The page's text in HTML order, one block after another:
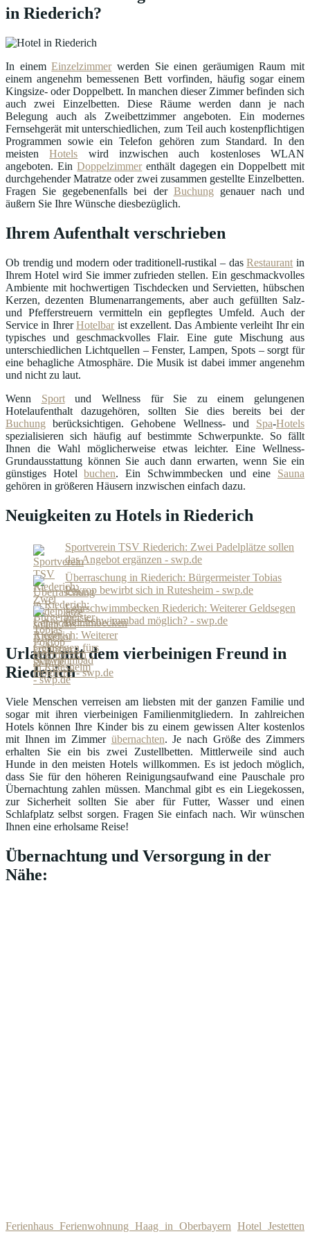
in Riederich?
In einemEinzelzimmerwerden Sie einen geräumigen Raum mit
einem angenehm bemessenen Bett vorfinden, häufig sogar einem
Kingsize- oder Doppelbett. In manchen dieser Zimmer befinden sich
auch zwei Einzelbetten. Diese Räume werden dann je nach
Belegung auch als Zweibettzimmer angeboten. Ein modernes
Fernsehgerät mit unterschiedlichen, zum Teil auch kostenpflichtigen
Programmen sowie ein Telefon gehören zum Standard. In den
meistenHotels wird inzwischen auch kostenloses WLAN
angeboten. EinDoppelzimmerenthält dagegen ein Doppelbett mit
durchgehender Matratze oder zwei zusammen gestellte Einzelbetten.
Fragen Sie gegebenenfalls bei der Buchung genauer nach und
äußern Sie Ihre Wünsche diesbezüglich.
Ihrem Aufenthalt verschrieben
Ob trendig und modern oder traditionell-rustikal – dasRestaurant in
Ihrem Hotel wird Sie immer zufrieden stellen. Ein geschmackvolles
Ambiente mit hochwertigen Tischdecken und Servietten, hübschen
Kerzen, dezenten Blumenarrangements, aber auch gefüllten Salz-
und Pfefferstreuern vermitteln ein gepflegtes Umfeld. Auch der
Service in IhrerHotelbarist exzellent. Das Ambiente verleiht Ihr ein
typisches und geschmackvolles Flair. Eine gute Mischung aus
unterschiedlichen Lichtquellen – Fenster, Lampen, Spots – sorgt für
eine behagliche Atmosphäre. Die Musik ist dabei immer angenehm
und nicht zu laut.
Wenn Sportund Wellness für Sie zu einem gelungenen
Hotelaufenthalt dazugehören, sollten Sie dies bereits bei der
Buchung berücksichtigen. Gehobene Wellness- und Spa-Hotels
spezialisieren sich häufig auf bestimmte Schwerpunkte. So fällt
Ihnen die Wahl möglicherweise etwas leichter. Eine Wellness-
Grundausstattung können Sie auch dann erwarten, wenn Sie ein
günstiges Hotelbuchen. Ein Schwimmbecken und eine Sauna
gehören in größeren Häusern inzwischen einfach dazu.
Neuigkeiten zu Hotels in Riederich
Sportverein TSV Riederich: Zwei Padelplätze sollen
das Angebot ergänzen - swp.de
Überraschung in Riederich: Bürgermeister Tobias
Pokrop bewirbt sich in Rutesheim - swp.de
Lehrschwimmbecken Riederich: Weiterer Geldsegen
fürs Schwimmbad möglich? - swp.de
Urlaub mit dem vierbeinigen Freund in
Riederich
Viele Menschen verreisen am liebsten mit der ganzen Familie und
sogar mit ihren vierbeinigen Familienmitgliedern. In zahlreichen
Hotels können Ihre Kinder bis zu einem gewissen Alter kostenlos
mit Ihnen im Zimmer übernachten. Je nach Größe des Zimmers
erhalten Sie ein bis zwei Zustellbetten. Mittlerweile sind auch
Hunde in den meisten Hotels willkommen. Es ist jedoch möglich,
dass Sie für den höheren Reinigungsaufwand eine Pauschale pro
Übernachtung zahlen müssen. Manchmal gibt es ein Liegekossen,
zur Sicherheit sollten Sie aber für Futter, Wasser und einen
Schlafplatz selbst sorgen. Fragen Sie einfach nach. Wir wünschen
Ihnen eine erholsame Reise!
Übernachtung und Versorgung in der
Nähe:
Ferienhaus Ferienwohnung Haag in Oberbayern Hotel Jestetten